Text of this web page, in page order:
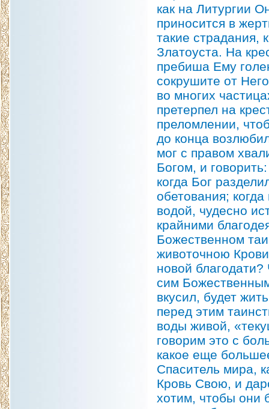
как на Литургии
приносится в
такие страдания,
Златоуста. На
пребиша Ему
сокрушите от
во многих
претерпел на
преломлении,
до конца
мог с правом
Богом, и
когда Бог
обетования;
водой, чудесно
крайними
Божественном
животочною
новой
сим
вкусил, будет
перед этим
воды живой,
говорим это с
какое еще
Спаситель мира,
Кровь Свою, и
хотим, чтобы они